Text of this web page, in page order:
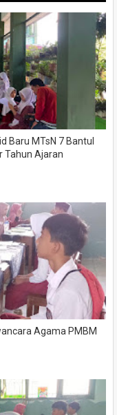
Baru MTsN 7 Bantul
Tahun Ajaran
Agama PMBM